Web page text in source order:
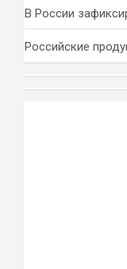
В России
Российские